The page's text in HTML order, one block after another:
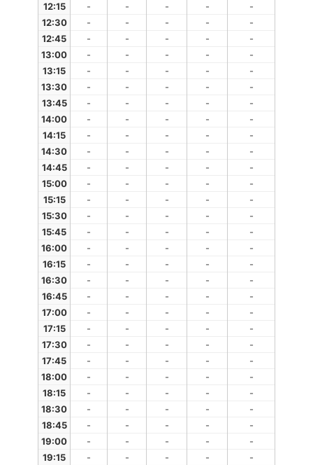
12:15
- - - -
-
12:30
- - - -
-
12:45
- - - -
-
13:00
- - - -
-
13:15
- - - -
-
13:30
- - - -
-
13:45
- - - -
-
14:00
- - - -
-
14:15
- - - -
-
14:30
- - - -
-
14:45
- - - -
-
15:00
- - - -
-
15:15
- - - -
-
15:30
- - - -
-
15:45
- - - -
-
16:00
- - - -
-
16:15
- - - -
-
16:30
- - - -
-
16:45
- - - -
-
17:00
- - - -
-
17:15
- - - -
-
17:30
- - - -
-
17:45
- - - -
-
18:00
- - - -
-
18:15
- - - -
-
18:30
- - - -
-
18:45
- - - -
-
19:00
- - - -
-
19:15
- - - -
-